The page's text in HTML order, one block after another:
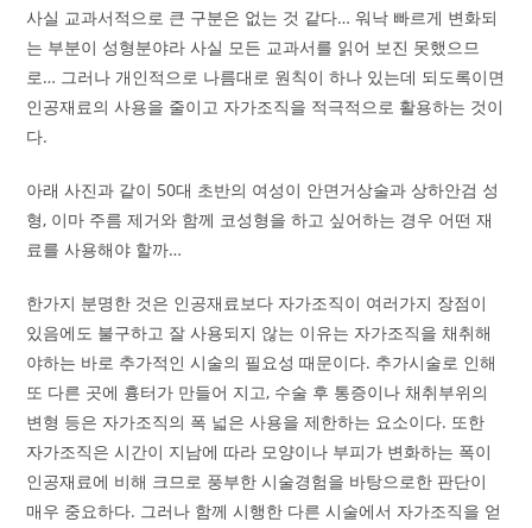
사실 교과서적으로 큰 구분은 없는 것 같다… 워낙 빠르게 변화되
는 부분이 성형분야라 사실 모든 교과서를 읽어 보진 못했으므
로… 그러나 개인적으로 나름대로 원칙이 하나 있는데 되도록이면
인공재료의 사용을 줄이고 자가조직을 적극적으로 활용하는 것이
다.
아래 사진과 같이 50대 초반의 여성이 안면거상술과 상하안검 성
형, 이마 주름 제거와 함께 코성형을 하고 싶어하는 경우 어떤 재
료를 사용해야 할까…
한가지 분명한 것은 인공재료보다 자가조직이 여러가지 장점이
있음에도 불구하고 잘 사용되지 않는 이유는 자가조직을 채취해
야하는 바로 추가적인 시술의 필요성 때문이다. 추가시술로 인해
또 다른 곳에 흉터가 만들어 지고, 수술 후 통증이나 채취부위의
변형 등은 자가조직의 폭 넓은 사용을 제한하는 요소이다. 또한
자가조직은 시간이 지남에 따라 모양이나 부피가 변화하는 폭이
인공재료에 비해 크므로 풍부한 시술경험을 바탕으로한 판단이
매우 중요하다. 그러나 함께 시행한 다른 시술에서 자가조직을 얻